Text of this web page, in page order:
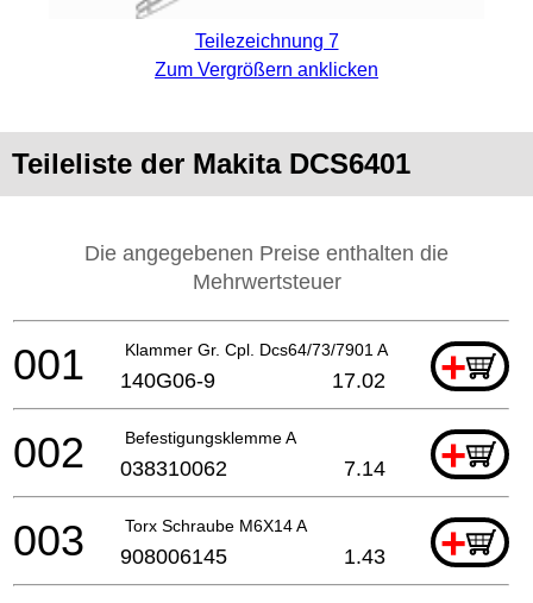
Teilezeichnung 7
Zum Vergrößern anklicken
Teileliste der Makita DCS6401
Die angegebenen Preise enthalten die
Mehrwertsteuer
Klammer Gr. Cpl. Dcs64/73/7901 A +
001 140G06-9 17.02
Befestigungsklemme A +
002 038310062 7.14
Torx Schraube M6X14 A +
003 908006145 1.43